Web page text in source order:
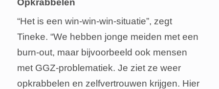
Opkrabbelen
“Het is een win-win-win-situatie”, zegt
Tineke. “We hebben jonge meiden met een
burn-out, maar bijvoorbeeld ook mensen
met GGZ-problematiek. Je ziet ze weer
opkrabbelen en zelfvertrouwen krijgen. Hier